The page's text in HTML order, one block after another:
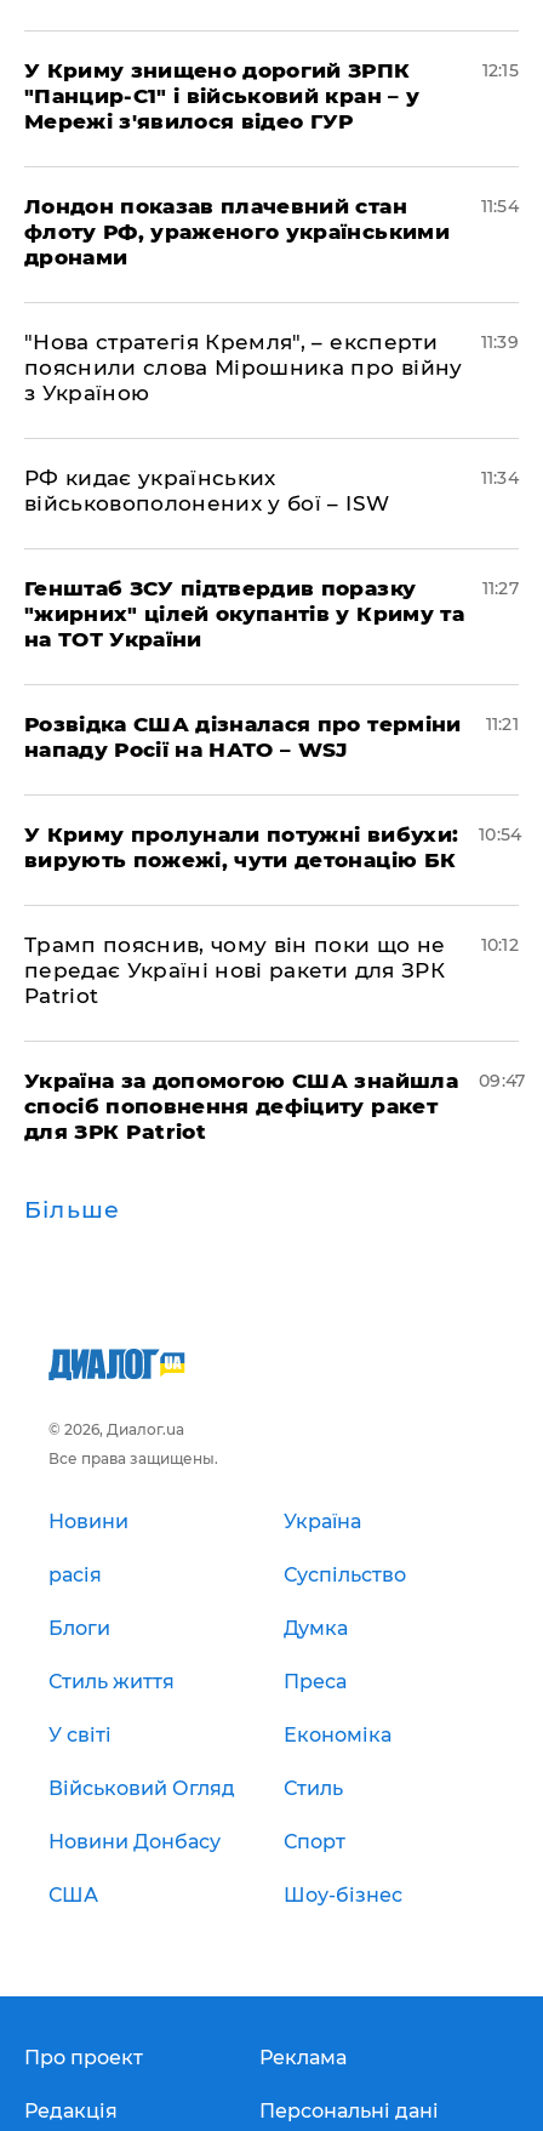
У Криму знищено дорогий ЗРПК
"Панцир-С1" і військовий кран – у
Мережі з'явилося відео ГУР
12:15
Лондон показав плачевний стан
флоту РФ, ураженого українськими
дронами
11:54
"Нова стратегія Кремля", – експерти
пояснили слова Мірошника про війну
з Україною
11:39
РФ кидає українських
військовополонених у бої – ISW
11:34
Генштаб ЗСУ підтвердив поразку
"жирних" цілей окупантів у Криму та
на ТОТ України
11:27
Розвідка США дізналася про терміни
нападу Росії на НАТО – WSJ
11:21
У Криму пролунали потужні вибухи:
вирують пожежі, чути детонацію БК
10:54
Трамп пояснив, чому він поки що не
передає Україні нові ракети для ЗРК
Patriot
10:12
Україна за допомогою США знайшла
спосіб поповнення дефіциту ракет
для ЗРК Patriot
09:47
Більше
© 2026, Диалог.ua
Все права защищены.
Новини Україна
расія Суспільство
Блоги Думка
Стиль життя Преса
У світі Економіка
Військовий Огляд Стиль
Новини Донбасу Спорт
США Шоу-бізнес
Про проект
Редакція
Реклама
Персональні дані